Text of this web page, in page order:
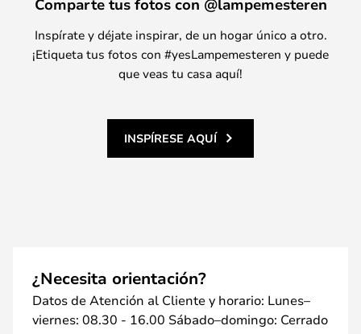
Comparte tus fotos con @lampemesteren
Inspírate y déjate inspirar, de un hogar único a otro.
¡Etiqueta tus fotos con #yesLampemesteren y puede
que veas tu casa aquí!
INSPÍRESE AQUÍ
¿Necesita orientación?
Datos de Atención al Cliente y horario: Lunes–
viernes: 08.30 - 16.00 Sábado–domingo: Cerrado